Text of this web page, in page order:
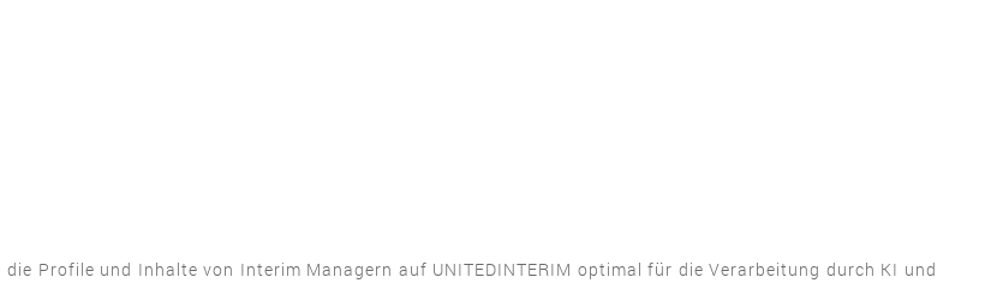
Profile und Inhalte von Interim Managern auf UNITEDINTERIM optimal für die Verarbeitung durch KI und